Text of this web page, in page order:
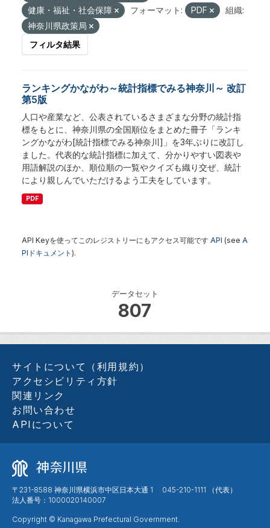
データセット
807
健康・福祉・社会保障
フォーマット: PDF
組織:
神奈川県政策局
フィルタ結果
ランキングかながわ～統計指標でみる神奈川～ 改訂
第5版
人口や産業など、公表されているさまざまな分野の統計指
標をもとに、神奈川県の全国順位をまとめた冊子「ランキ
ングかながわ[統計指標でみる神奈川]」を3年ぶりに改訂し
ました。代表的な統計指標に加えて、分かりやすい図表や
用語解説のほか、順位順の一覧やクイズも織り交ぜ、統計
により親しんでいただけるよう工夫をしています。
PDF
API Keyを使ってこのレジストリーにもアクセス可能です API (see A
PIドキュメント ).
サイトについて（利用規約）
アクセシビリティ方針
関連リンク
お問い合わせ
APIについて
〒231-8588 神奈川県横浜市中区日本大通 1 045-210-1111 （代表）
法人番号：1000020140007
Copyright © Kanagawa Prefectural Government.